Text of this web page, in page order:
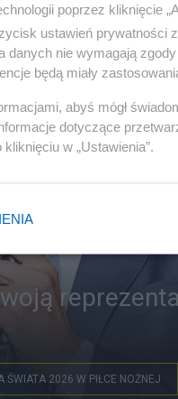
ŚWIATA 2026 W PIŁCE NOŻNEJ
poprzez kliknięcie
ustawień prywatności
danych nie wymagają
będą miały
abyś mógł
dotyczące
kliknięciu w „Ustawienia”.